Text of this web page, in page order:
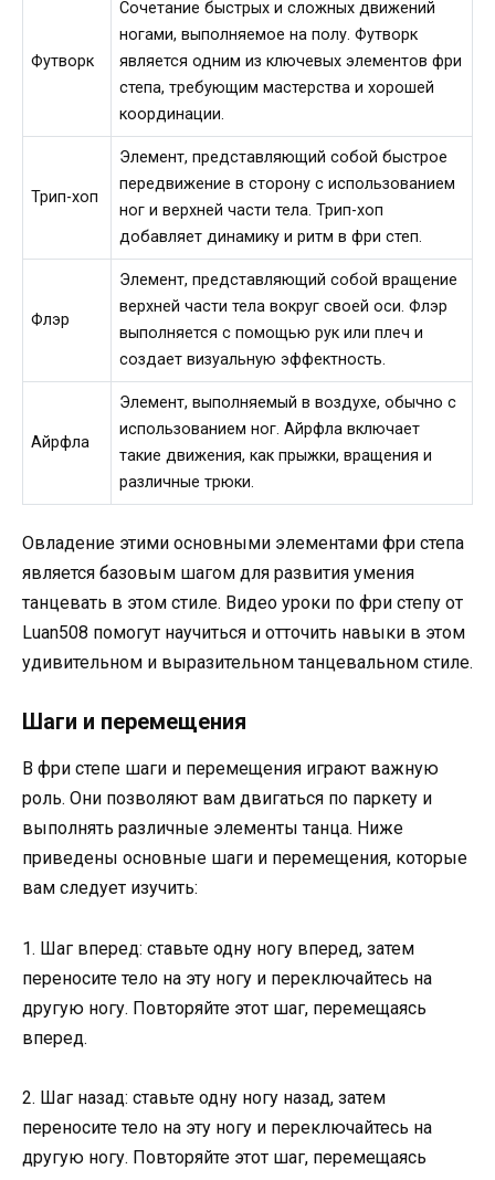
Футворк
Сочетание быстрых и сложных движений
ногами, выполняемое на полу. Футворк
является одним из ключевых элементов фри
степа, требующим мастерства и хорошей
координации.
Трип-хоп
Элемент, представляющий собой быстрое
передвижение в сторону с использованием
ног и верхней части тела. Трип-хоп
добавляет динамику и ритм в фри степ.
Флэр
Элемент, представляющий собой вращение
верхней части тела вокруг своей оси. Флэр
выполняется с помощью рук или плеч и
создает визуальную эффектность.
Айрфла
Элемент, выполняемый в воздухе, обычно с
использованием ног. Айрфла включает
такие движения, как прыжки, вращения и
различные трюки.
Овладение этими основными элементами фри степа
является базовым шагом для развития умения
танцевать в этом стиле. Видео уроки по фри степу от
Luan508 помогут научиться и отточить навыки в этом
удивительном и выразительном танцевальном стиле.
Шаги и перемещения
В фри степе шаги и перемещения играют важную
роль. Они позволяют вам двигаться по паркету и
выполнять различные элементы танца. Ниже
приведены основные шаги и перемещения, которые
вам следует изучить:
1. Шаг вперед: ставьте одну ногу вперед, затем
переносите тело на эту ногу и переключайтесь на
другую ногу. Повторяйте этот шаг, перемещаясь
вперед.
2. Шаг назад: ставьте одну ногу назад, затем
переносите тело на эту ногу и переключайтесь на
другую ногу. Повторяйте этот шаг, перемещаясь